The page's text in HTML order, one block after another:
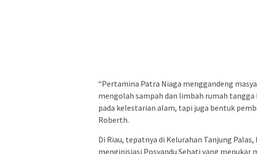
“Pertamina Patra Niaga menggandeng
mengolah sampah dan limbah rumah
pada kelestarian alam, tapi juga bentuk
Roberth.
Di Riau, tepatnya di Kelurahan Tanjung
menginisiasi Posyandu Sehati yang